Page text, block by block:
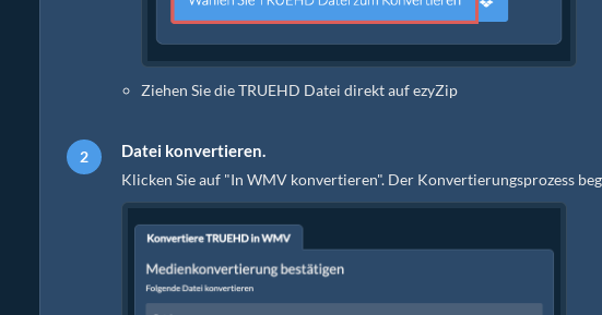
Ziehen Sie die TRUEHD Datei direkt auf ezyZip
Datei konvertieren.
Klicken Sie auf "In WMV konvertieren". Der Konvertierungsprozess